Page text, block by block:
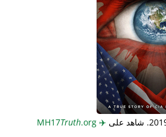
✈️
Truth.org